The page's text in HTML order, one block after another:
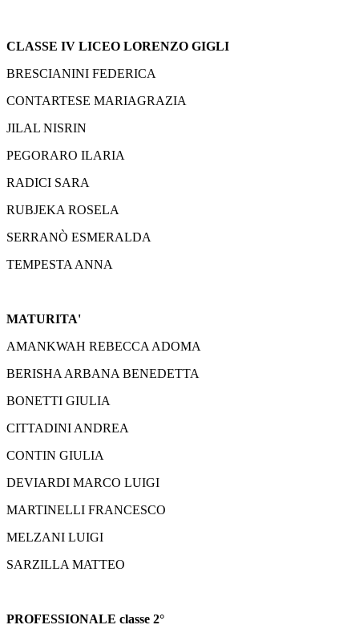
CLASSE IV LICEO LORENZO GIGLI
BRESCIANINI FEDERICA
CONTARTESE MARIAGRAZIA
JILAL NISRIN
PEGORARO ILARIA
RADICI SARA
RUBJEKA ROSELA
SERRANÒ ESMERALDA
TEMPESTA ANNA
MATURITA'
AMANKWAH REBECCA ADOMA
BERISHA ARBANA BENEDETTA
BONETTI GIULIA
CITTADINI ANDREA
CONTIN GIULIA
DEVIARDI MARCO LUIGI
MARTINELLI FRANCESCO
MELZANI LUIGI
SARZILLA MATTEO
PROFESSIONALE classe 2°